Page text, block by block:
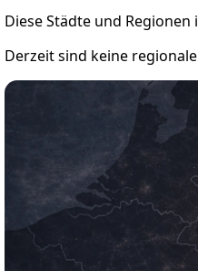
Diese Städte und
Derzeit sind keine